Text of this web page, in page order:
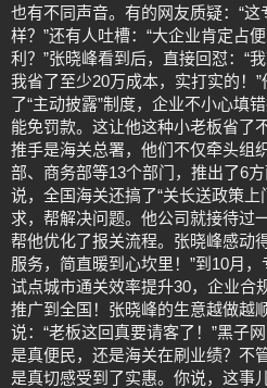
也有不同声音。有的网友质疑：“
样？”还有人吐槽：“大企业肯定占
利？”张晓峰看到后，直接回怼：“
我省了至少20万成本，实打实的！
了“主动披露”制度，企业不小心填
能免罚款。这让他这种小老板省了
推手是海关总署，他们不仅牵头组
部、商务部等13个部门，推出了6
说，全国海关还搞了“关长送政策
求，帮解决问题。他公司就接待过
帮他优化了报关流程。张晓峰感动
服务，简直暖到心坎里！”到10月
试点城市通关效率提升30，企业合
推广到全国！张晓峰的生意越做越
说：“老板这回真要请客了！”黑子
是真便民，还是海关在刷业绩？不
是真切感受到了实惠。你说，这事